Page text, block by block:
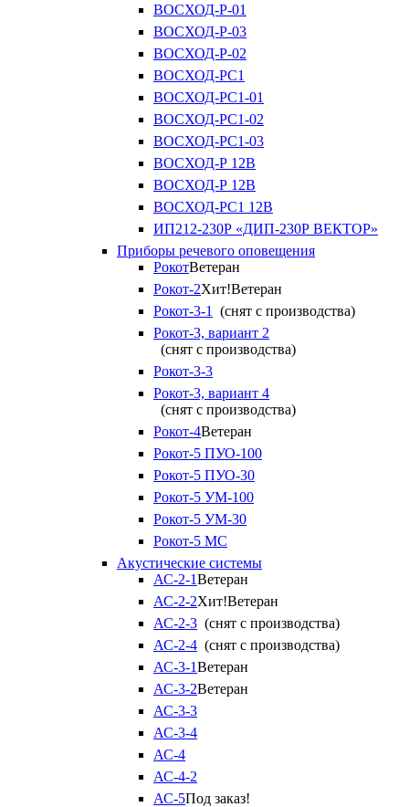
ВОСХОД-Р-01
ВОСХОД-Р-03
ВОСХОД-Р-02
ВОСХОД-РС1
ВОСХОД-РС1-01
ВОСХОД-РС1-02
ВОСХОД-РС1-03
ВОСХОД-Р 12В
ВОСХОД-Р 12В
ВОСХОД-РС1 12В
ИП212-230Р «ДИП-230Р ВЕКТОР»
Приборы речевого оповещения
РокотВетеран
Рокот-2Хит!Ветеран
Рокот-3-1
(снят с производства)
Рокот-3, вариант 2
(снят с производства)
Рокот-3-3
Рокот-3, вариант 4
(снят с производства)
Рокот-4Ветеран
Рокот-5 ПУО-100
Рокот-5 ПУО-30
Рокот-5 УМ-100
Рокот-5 УМ-30
Рокот-5 МС
Акустические системы
АС-2-1Ветеран
АС-2-2Хит!Ветеран
АС-2-3 (снят с производства)
АС-2-4 (снят с производства)
АС-3-1Ветеран
АС-3-2Ветеран
АС-3-3
АС-3-4
АС-4
АС-4-2
АС-5Под заказ!